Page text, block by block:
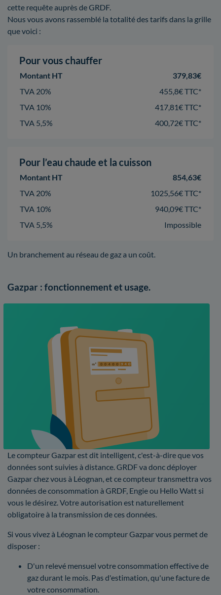
cette requête auprès de GRDF.
Nous vous avons rassemblé la totalité des tarifs dans la grille
que voici :
Pour vous chauffer
Montant HT
379,83€
TVA 20%
455,8€ TTC*
TVA 10%
417,81€ TTC*
TVA 5,5%
400,72€ TTC*
Pour l’eau chaude et la cuisson
Montant HT
854,63€
TVA 20%
1025,56€ TTC*
TVA 10%
940,09€ TTC*
TVA 5,5%
Impossible
Un branchement au réseau de gaz a un coût.
Gazpar : fonctionnement et usage.
Le compteur Gazpar est dit intelligent, c'est-à-dire que vos
données sont suivies à distance. GRDF va donc déployer
Gazpar chez vous à Léognan, et ce compteur transmettra vos
données de consommation à GRDF, Engie ou Hello Watt si
vous le désirez. Votre autorisation est naturellement
obligatoire à la transmission de ces données.
Si vous vivez à Léognan le compteur Gazpar vous permet de
disposer :
D'un relevé mensuel votre consommation effective de
gaz durant le mois. Pas d'estimation, qu'une facture de
votre consommation.